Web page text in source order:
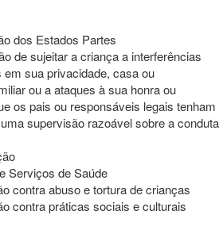
dos Estados Partes
de sujeitar a criança a interferências
em sua privacidade, casa ou
ou a ataques à sua honra ou
os pais ou responsáveis legais tenham
supervisão razoável sobre a conduta
Serviços de Saúde
contra abuso e tortura de crianças
contra práticas sociais e culturais